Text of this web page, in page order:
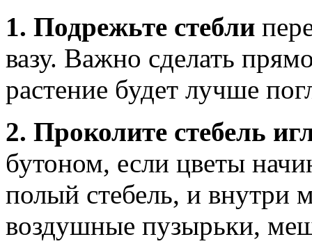
1. Подрежьте стебли
вазу. Важно сделать
растение будет лучше
2. Проколите стебель
бутоном, если цветы
полый стебель, и внутри
воздушные пузырьки,